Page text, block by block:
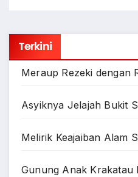
Terkini
Meraup Rezeki dengan
Asyiknya Jelajah Bukit
Melirik Keajaiban Alam
Gunung Anak Krakatau